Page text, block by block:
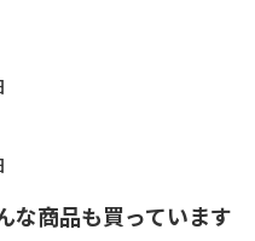
な商品も買っています